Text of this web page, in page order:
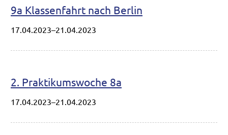
9a Klassenfahrt nach Berlin
17.04.2023–21.04.2023
2. Praktikumswoche 8a
17.04.2023–21.04.2023